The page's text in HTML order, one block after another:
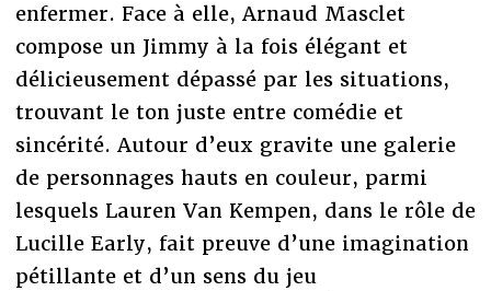
enfermer. Face à elle, Arnaud Masclet
compose un Jimmy à la fois élégant et
délicieusement dépassé par les situations,
trouvant le ton juste entre comédie et
sincérité. Autour d’eux gravite une galerie
de personnages hauts en couleur, parmi
lesquels Lauren Van Kempen, dans le rôle de
Lucille Early, fait preuve d’une imagination
pétillante et d’un sens du jeu